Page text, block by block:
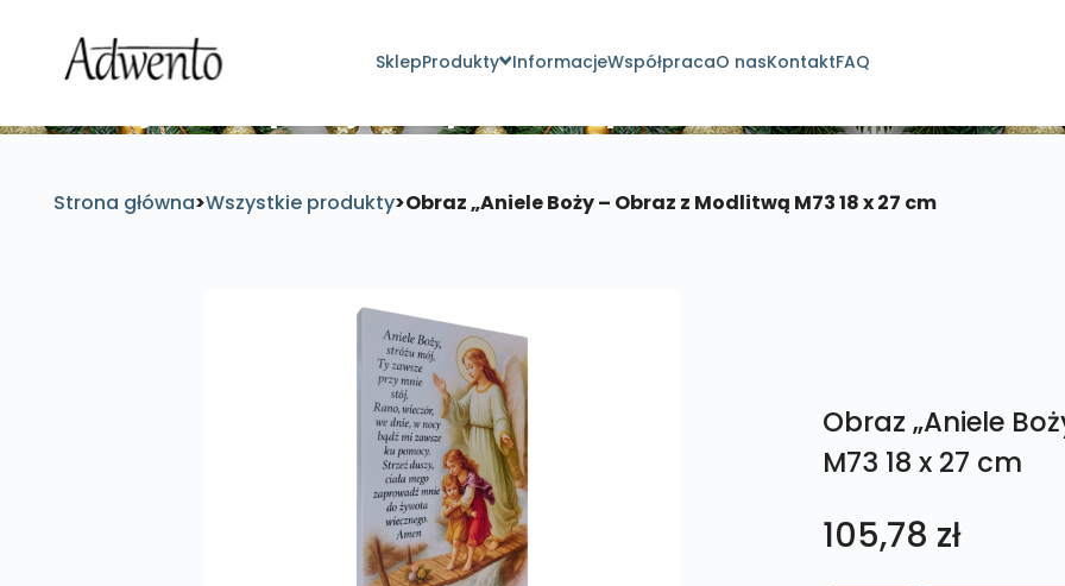
SklepProdukty InformacjeWspółpracaO nasKontaktFAQ
Strona główna>Wszystkie produkty>Obraz „Aniele Boży – Obraz z Modlitwą M73 18 x 27 cm
Obraz „Aniele
M73 18 x 27 cm
105,78 zł